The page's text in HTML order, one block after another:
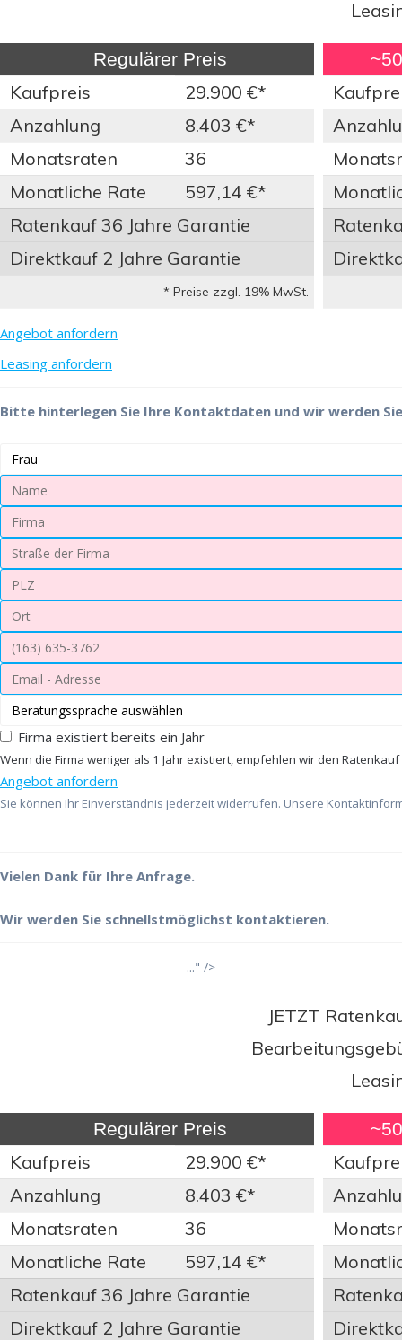
Regulärer Preis
Kaufpreis
29.900 €*
Anzahlung
8.403 €*
Monatsraten
36
Monatliche Rate
597,14 €*
Ratenkauf 36 Jahre Garantie
Direktkauf 2 Jahre Garantie
* Preise zzgl. 19% MwSt.
Angebot anfordern
Leasing anfordern
Bitte hinterlegen Sie Ihre Kontaktdaten und wir werden
Firma existiert bereits ein Jahr
Wenn die Firma weniger als 1 Jahr existiert, empfehlen wir den Ratenkauf
Angebot anfordern
Sie können Ihr Einverständnis jederzeit widerrufen. Unsere
Vielen Dank für Ihre Anfrage.
Wir werden Sie schnellstmöglichst kontaktieren.
..." />
JETZT
Regulärer Preis
Kaufpreis
29.900 €*
Anzahlung
8.403 €*
Monatsraten
36
Monatliche Rate
597,14 €*
Ratenkauf 36 Jahre Garantie
Direktkauf 2 Jahre Garantie